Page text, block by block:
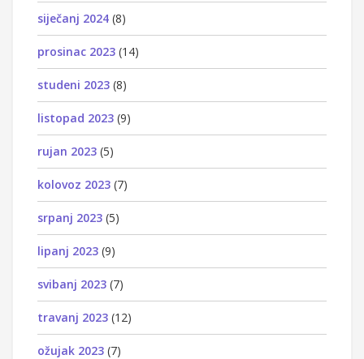
siječanj 2024 (8)
prosinac 2023 (14)
studeni 2023 (8)
listopad 2023 (9)
rujan 2023 (5)
kolovoz 2023 (7)
srpanj 2023 (5)
lipanj 2023 (9)
svibanj 2023 (7)
travanj 2023 (12)
ožujak 2023 (7)